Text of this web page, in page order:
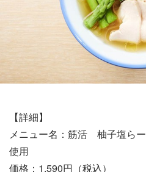
【詳細】
メニュー名：筋活 柚子塩ら
使用
価格：1,590円（税込）